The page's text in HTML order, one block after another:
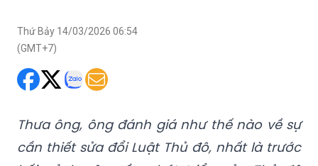
Thưa ông, ông đánh giá như thế nào về sự
bối cảnh yêu cầu phát triển của Thủ đô
hiện nay?